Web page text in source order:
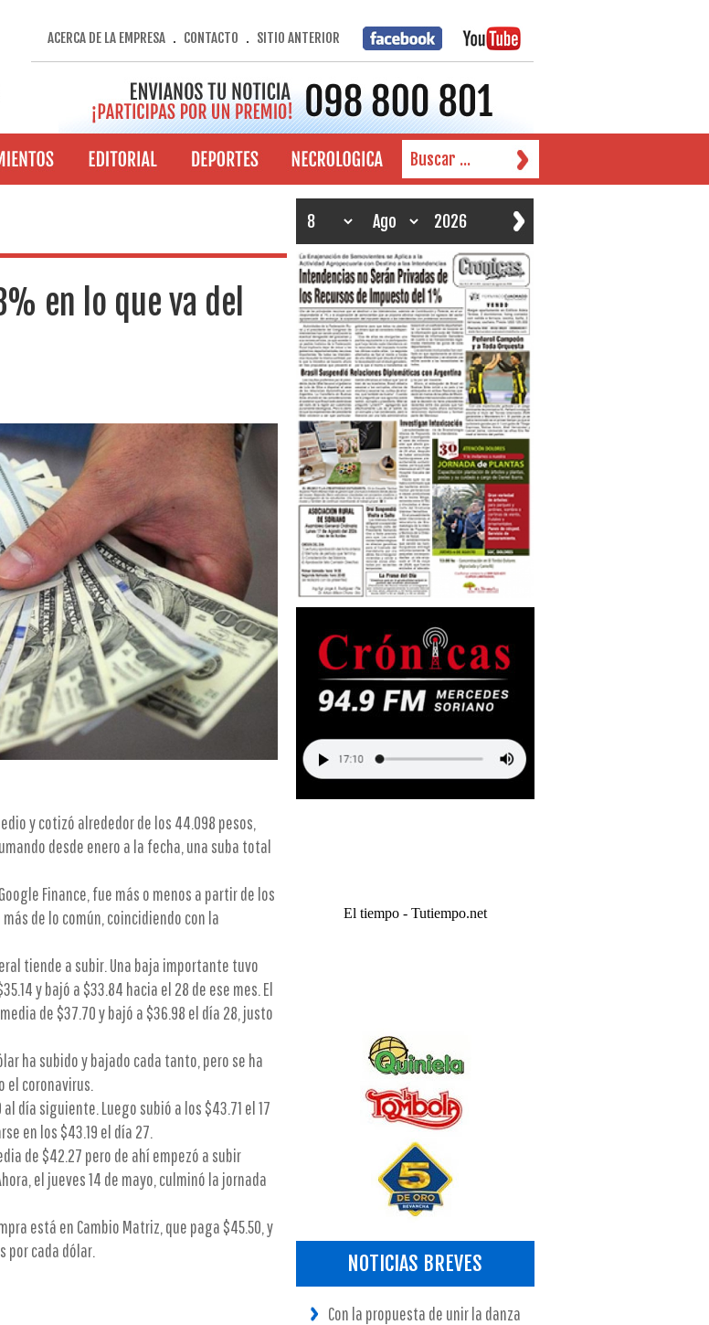
ACERCA DE LA EMPRESA. CONTACTO . SITIO ANTERIOR
en lo que va del
y cotizó alrededor de los 44.098 pesos,
desde enero a la fecha, una suba total
Finance, fue más o menos a partir de los
de lo común, coincidiendo con la
tiende a subir. Una baja importante tuvo
y bajó a $33.84 hacia el 28 de ese mes. El
de $37.70 y bajó a $36.98 el día 28, justo
ha subido y bajado cada tanto, pero se ha
el coronavirus.
día siguiente. Luego subió a los $43.71 el 17
en los $43.19 el día 27.
de $42.27 pero de ahí empezó a subir
el jueves 14 de mayo, culminó la jornada
está en Cambio Matriz, que paga $45.50, y
por cada dólar.
El tiempo - Tutiempo.net
NOTICIAS BREVES
Con la propuesta de unir la danza